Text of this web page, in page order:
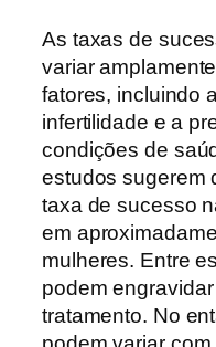
As taxas de
variar
fatores, incluindo
infertilidade e a
condições de
estudos sugerem
taxa de sucesso
em
mulheres. Entre
podem
tratamento. No